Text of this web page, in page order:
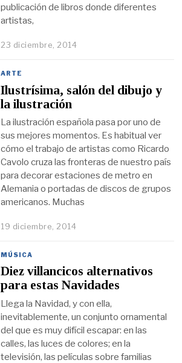
publicación de libros donde diferentes
artistas,
23 diciembre, 2014
ARTE
Ilustrísima, salón del dibujo y
la ilustración
La ilustración española pasa por uno de
sus mejores momentos. Es habitual ver
cómo el trabajo de artistas como Ricardo
Cavolo cruza las fronteras de nuestro país
para decorar estaciones de metro en
Alemania o portadas de discos de grupos
americanos. Muchas
19 diciembre, 2014
MÚSICA
Diez villancicos alternativos
para estas Navidades
Llega la Navidad, y con ella,
inevitablemente, un conjunto ornamental
del que es muy difícil escapar: en las
calles, las luces de colores; en la
televisión, las películas sobre familias